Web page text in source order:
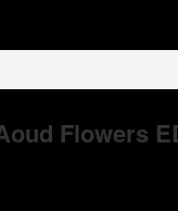
Flowers